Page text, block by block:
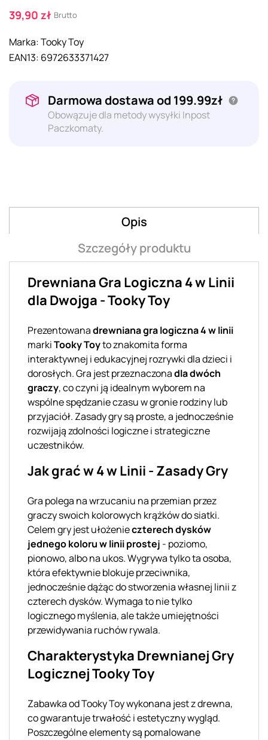
39,90 zł Brutto
Marka:Tooky Toy
EAN13: 6972633371427
Darmowa dostawa od 199.99zł
Obowązuje dla metody wysyłki Inpost
Paczkomaty.
Opis
Szczegóły produktu
Drewniana Gra Logiczna 4 w Linii
dla Dwojga - Tooky Toy
Prezentowanadrewniana gra logiczna 4 w linii
markiTooky Toyto znakomita forma
interaktywnej i edukacyjnej rozrywki dla dzieci i
dorosłych. Gra jest przeznaczonadla dwóch
graczy, co czyni ją idealnym wyborem na
wspólne spędzanie czasu w gronie rodziny lub
przyjaciół. Zasady gry są proste, a jednocześnie
rozwijają zdolności logiczne i strategiczne
uczestników.
Jak grać w 4 w Linii - Zasady Gry
Gra polega na wrzucaniu na przemian przez
graczy swoich kolorowych krążków do siatki.
Celem gry jest ułożenieczterech dysków
jednego koloru w linii prostej - poziomo,
pionowo, albo na ukos. Wygrywa tylko ta osoba,
która efektywnie blokuje przeciwnika,
jednocześnie dążąc do stworzenia własnej linii z
czterech dysków. Wymaga to nie tylko
logicznego myślenia, ale także umiejętności
przewidywania ruchów rywala.
Charakterystyka Drewnianej Gry
Logicznej Tooky Toy
Zabawka od Tooky Toy wykonana jest z drewna,
co gwarantuje trwałość i estetyczny wygląd.
Poszczególne elementy są pomalowane